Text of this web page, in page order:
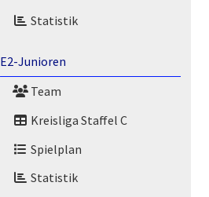
Statistik
E2-Junioren
Team
Kreisliga Staffel C
Spielplan
Statistik